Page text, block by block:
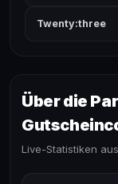
Twenty:three
Über die
Live-Statistiken